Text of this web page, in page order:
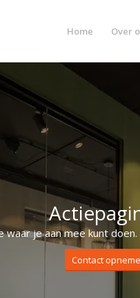
Home Over
waar je aan mee kunt
Contact